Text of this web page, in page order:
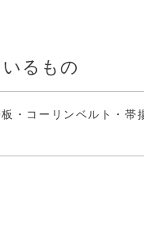
るもの
・コーリンベルト・帯